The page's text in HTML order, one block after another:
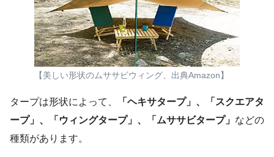
【美しい形状のムササビウィング、出典Amazon】
タープは形状によって、
「ヘキサタープ」、「スクエアタ
ープ」、「ウィングタープ」、「ムササビタープ」 などの
種類があります。